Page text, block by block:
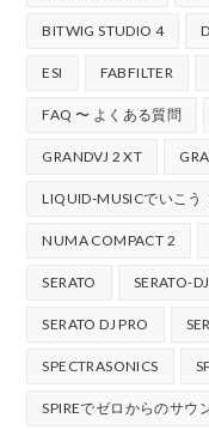
BITWIG STUDIO 4
ESI FABFILTER
FAQ 〜 よくある質問
GRANDVJ 2 XT
LIQUID-MUSICでいこう
NUMA COMPACT 2
SERATO SERATO-
SERATO DJ PRO
SPECTRASONICS
SPIREでゼロからのサウ